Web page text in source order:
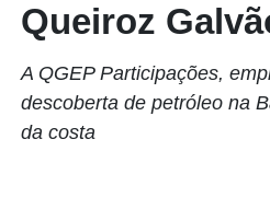
Queiroz
A QGEP Participações,
descoberta de petróleo na
da costa